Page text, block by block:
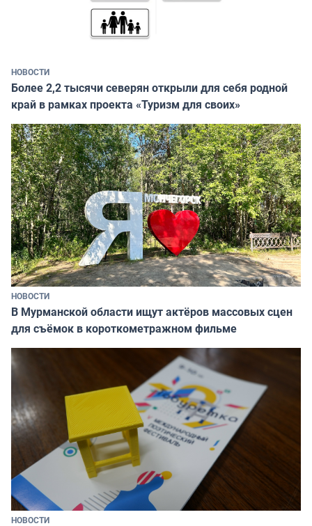
НОВОСТИ
Более 2,2 тысячи северян открыли для себя родной
край в рамках проекта «Туризм для своих»
НОВОСТИ
В Мурманской области ищут актёров массовых сцен
для съёмок в короткометражном фильме
НОВОСТИ